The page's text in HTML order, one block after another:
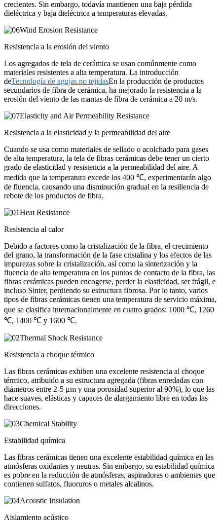
crecientes. Sin embargo, todavía mantienen una baja pérdida
dieléctrica y baja dieléctrica a temperaturas elevadas.
Resistencia a la erosión del viento
Los agregados de tela de cerámica se usan comúnmente como
materiales resistentes a alta temperatura. La introducción
deTecnología de agujas no tejidasEn la producción de productos
secundarios de fibra de cerámica, ha mejorado la resistencia a la
erosión del viento de las mantas de fibra de cerámica a 20 m/s.
Resistencia a la elasticidad y la permeabilidad del aire
Cuando se usa como materiales de sellado o acolchado para gases
de alta temperatura, la tela de fibras cerámicas debe tener un cierto
grado de elasticidad y resistencia a la permeabilidad del aire. A
medida que la temperatura excede los 400 ℃, experimentarán algo
de fluencia, causando una disminución gradual en la resiliencia de
rebote de los productos de fibra.
Resistencia al calor
Debido a factores como la cristalización de la fibra, el crecimiento
del grano, la transformación de la fase cristalina y los efectos de las
impurezas sobre la cristalización, así como la sinterización y la
fluencia de alta temperatura en los puntos de contacto de la fibra, las
fibras cerámicas pueden encogerse, perder la elasticidad, ser frágil, e
incluso Sinter, perdiendo su estructura fibrosa. Por lo tanto, varios
tipos de fibras cerámicas tienen una temperatura de servicio máxima,
que se clasifica internacionalmente en cuatro grados: 1000 ℃, 1260
℃, 1400 ℃ y 1600 ℃.
Resistencia a choque térmico
Las fibras cerámicas exhiben una excelente resistencia al choque
térmico, atribuido a su estructura agregada (fibras enredadas con
diámetros entre 2-5 μm y una porosidad superior al 90%), lo que las
hace suaves, elásticas y capaces de alargamiento libre en todas las
direcciones.
Estabilidad química
Las fibras cerámicas tienen una excelente estabilidad química en las
atmósferas oxidantes y neutras. Sin embargo, su estabilidad química
es pobre en la reducción de atmósferas, aspiradoras o ambientes que
contienen sulfatos, fluoruros o metales alcalinos.
Aislamiento acústico